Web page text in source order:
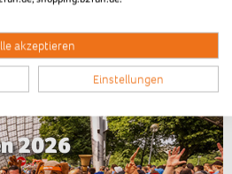
feiern Teamgeist
2026
akzeptieren
Einstellungen